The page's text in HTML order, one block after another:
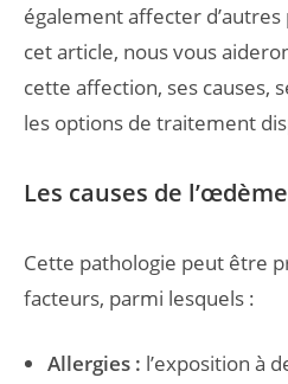
également affecter
cet article, nous vous
cette affection, ses causes,
les options de traitement
Les causes de
Cette pathologie peut être
facteurs, parmi lesquels :
Allergies : l’exposition à